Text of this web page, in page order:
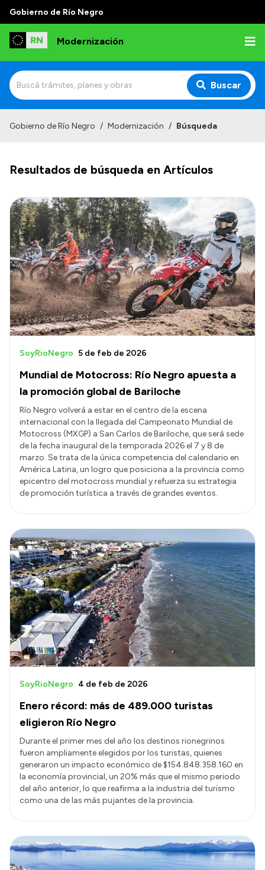
Gobierno de Río Negro
Modernización
Buscar
Autoridades
Misión y Visión
Normativa
Transparencia
Presupuesto
Boletín Oficial
Compras y licitaciones
Consulta de expedientes
Convocatorias
Intranet
Login
Gobierno de Río Negro / Modernización / Búsqueda
Resultados de búsqueda en Artículos
Mundial de Motocross: Río Negro apuesta a
la promoción global de Bariloche
SoyRioNegro 5 de feb de 2026
Río Negro volverá a estar en el centro de la escena
internacional con la llegada del Campeonato Mundial de
Motocross (MXGP) a San Carlos de Bariloche, que será sede
de la fecha inaugural de la temporada 2026 el 7 y 8 de
marzo. Se trata de la única competencia del calendario en
América Latina, un logro que posiciona a la provincia como
epicentro del motocross mundial y refuerza su estrategia
de promoción turística a través de grandes eventos.
Enero récord: más de 489.000 turistas
eligieron Río Negro
SoyRioNegro 4 de feb de 2026
Durante el primer mes del año los destinos rionegrinos
fueron ampliamente elegidos por los turistas, quienes
generaron un impacto económico de $154.848.358.160 en
la economía provincial, un 20% más que el mismo periodo
del año anterior, lo que reafirma a la industria del turismo
como una de las más pujantes de la provincia.